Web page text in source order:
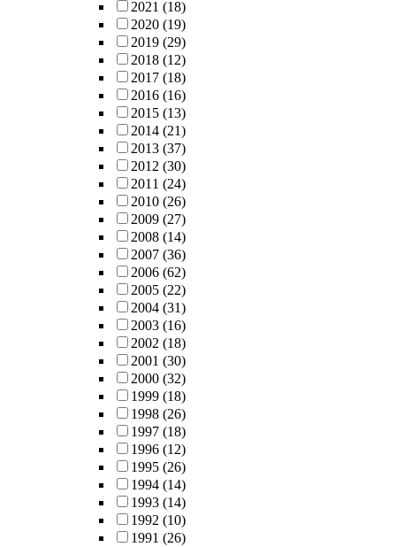
2021 (18)
2020 (19)
2019 (29)
2018 (12)
2017 (18)
2016 (16)
2015 (13)
2014 (21)
2013 (37)
2012 (30)
2011 (24)
2010 (26)
2009 (27)
2008 (14)
2007 (36)
2006 (62)
2005 (22)
2004 (31)
2003 (16)
2002 (18)
2001 (30)
2000 (32)
1999 (18)
1998 (26)
1997 (18)
1996 (12)
1995 (26)
1994 (14)
1993 (14)
1992 (10)
1991 (26)